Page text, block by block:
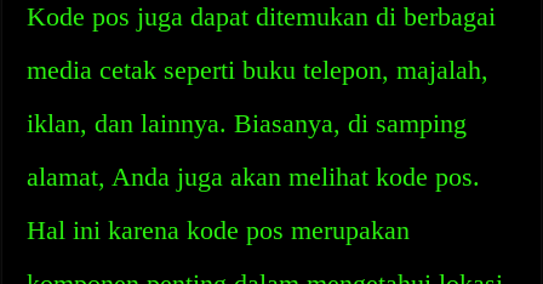
Kode pos juga dapat ditemukan di berbagai
media cetak seperti buku telepon, majalah,
iklan, dan lainnya. Biasanya, di samping
alamat, Anda juga akan melihat kode pos.
Hal ini karena kode pos merupakan